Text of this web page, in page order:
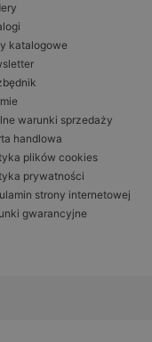
katalogowe
warunki sprzedaży
handlowa
plików cookies
prywatności
strony internetowej
gwarancyjne